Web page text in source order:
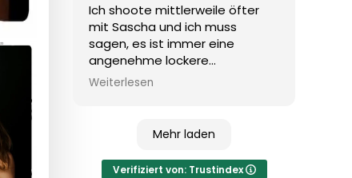
Ich shoote mittlerweile öfter
mit Sascha und ich muss
sagen, es ist immer eine
angenehme lockere
Atmosphäre und wir haben viel
...Ich kann Sascha wirklich nur
jedem empfehlen...
Weiterlesen
Mehr laden
Verifiziert von: Trustindex